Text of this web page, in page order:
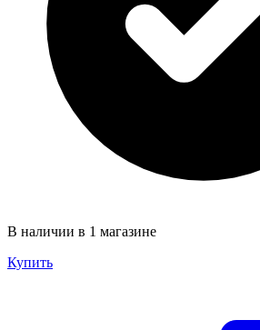
В наличии в 1 магазине
Купить